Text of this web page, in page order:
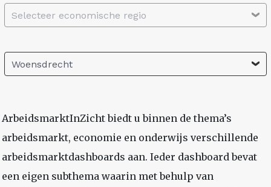
Selecteer economische regio
Woensdrecht
ArbeidsmarktInZicht biedt u binnen de thema’s
arbeidsmarkt, economie en onderwijs verschillende
arbeidsmarktdashboards aan. Ieder dashboard bevat
een eigen subthema waarin met behulp van